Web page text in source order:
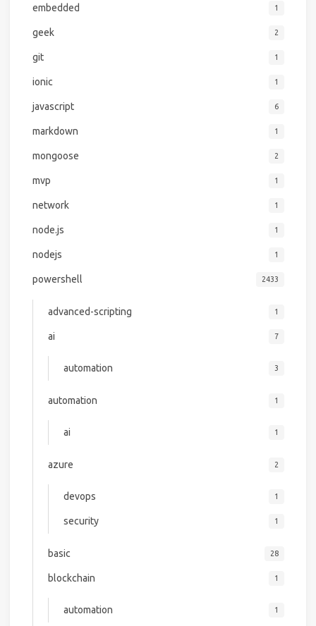
embedded 1
geek 2
git 1
ionic 1
javascript 6
markdown 1
mongoose 2
mvp 1
network 1
node.js 1
nodejs 1
powershell 2433
advanced-scripting 1
ai 7
automation 3
automation 1
ai 1
azure 2
devops 1
security 1
basic 28
blockchain 1
automation 1